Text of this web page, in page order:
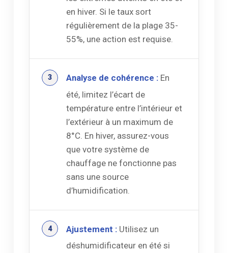
en hiver. Si le taux sort
régulièrement de la plage 35-
55%, une action est requise.
Analyse de cohérence : En
été, limitez l’écart de
température entre l’intérieur et
l’extérieur à un maximum de
8°C. En hiver, assurez-vous
que votre système de
chauffage ne fonctionne pas
sans une source
d’humidification.
Ajustement : Utilisez un
déshumidificateur en été si